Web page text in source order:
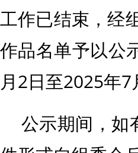
工作已结束，经
作品名单予以公
月2日至2025年7
公示期间，如